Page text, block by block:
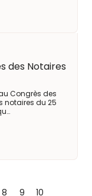
des Notaires
Congrès des
notaires du 25
8 9 10